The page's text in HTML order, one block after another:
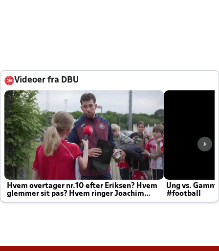
Videoer fra DBU
Hvem overtager nr.10 efter Eriksen? Hvem
glemmer sit pas? Hvem ringer Joachim
altid til efter kampe?
Ung vs.
#football